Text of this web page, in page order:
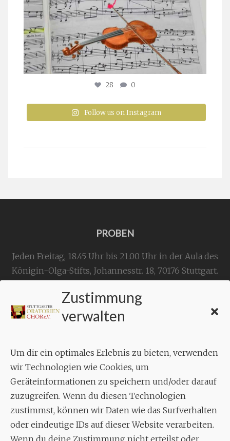
Zustimmung
verwalten
Um dir ein optimales Erlebnis zu bieten, verwenden
wir Technologien wie Cookies, um
Geräteinformationen zu speichern und/oder darauf
zuzugreifen. Wenn du diesen Technologien
zustimmst, können wir Daten wie das Surfverhalten
oder eindeutige IDs auf dieser Website verarbeiten.
Wenn du deine Zustimmung nicht erteilst oder
28 0
Follow us on Instagram
PROBEN
Jeden Freitag, 18.45 Uhr bis 21.00 Uhr in der Aula des
Königin-Olga-Stifts, Johannesstr. 18, 70176 Stuttgart.
KONTAKT
Geschäftsstelle:
Aixheimer Str. 18
70619 Stuttgart
MUSIK
Musikalischer Leiter:
Enrico Trummer